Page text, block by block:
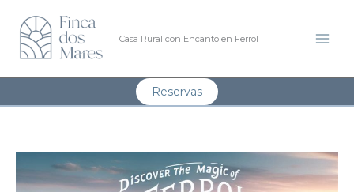
contenido
Casa Rural con Encanto en Ferrol
Reservas